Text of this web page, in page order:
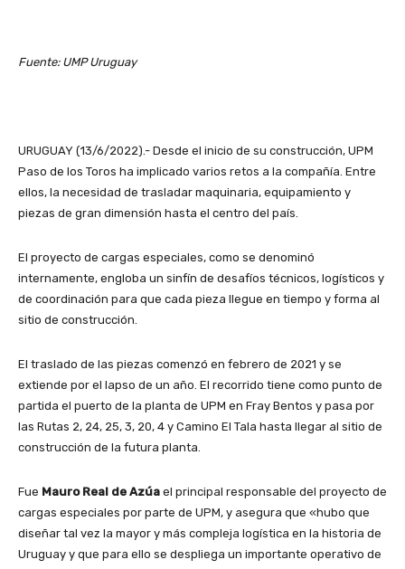
Fuente: UMP Uruguay
URUGUAY (13/6/2022).- Desde el inicio de su construcción, UPM
Paso de los Toros ha implicado varios retos a la compañía. Entre
ellos, la necesidad de trasladar maquinaria, equipamiento y
piezas de gran dimensión hasta el centro del país.
El proyecto de cargas especiales, como se denominó
internamente, engloba un sinfín de desafíos técnicos, logísticos y
de coordinación para que cada pieza llegue en tiempo y forma al
sitio de construcción.
El traslado de las piezas comenzó en febrero de 2021 y se
extiende por el lapso de un año. El recorrido tiene como punto de
partida el puerto de la planta de UPM en Fray Bentos y pasa por
las Rutas 2, 24, 25, 3, 20, 4 y Camino El Tala hasta llegar al sitio de
construcción de la futura planta.
Fue Mauro Real de Azúa el principal responsable del proyecto de
cargas especiales por parte de UPM, y asegura que «hubo que
diseñar tal vez la mayor y más compleja logística en la historia de
Uruguay y que para ello se despliega un importante operativo de